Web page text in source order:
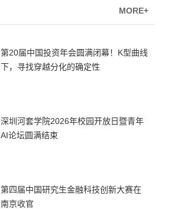
MORE+
第20届中国投资年会圆满闭幕！K型曲线
下，寻找穿越分化的确定性
深圳河套学院2026年校园开放日暨青年
AI论坛圆满结束
第四届中国研究生金融科技创新大赛在
南京收官